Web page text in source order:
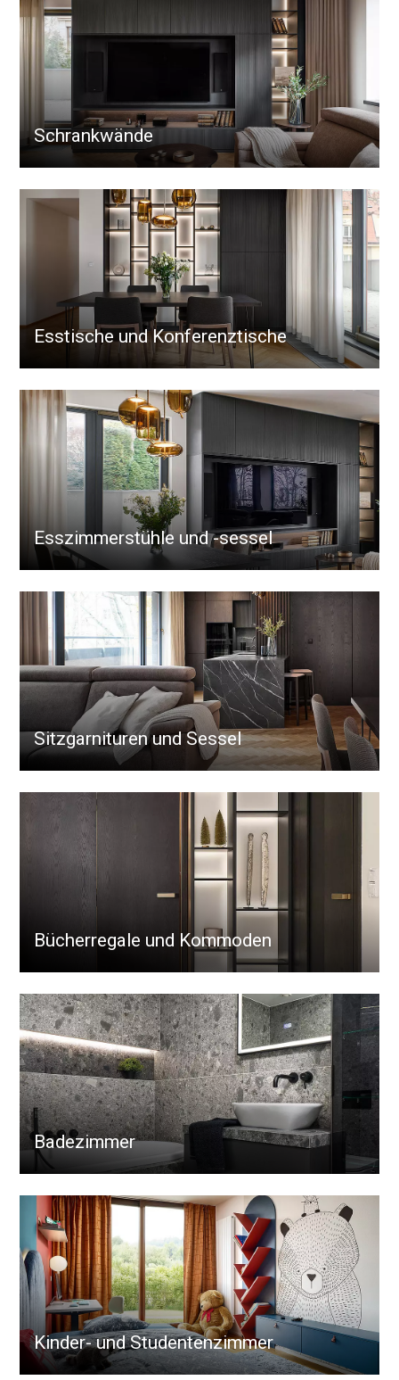
Schrankwände
Esstische und Konferenztische
Esszimmerstühle und -sessel
Sitzgarnituren und Sessel
Bücherregale und Kommoden
Badezimmer
Kinder- und Studentenzimmer